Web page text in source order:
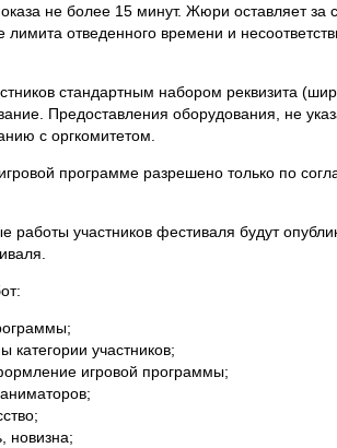
не более 15 минут. Жюри оставляет за
отведенного времени и
стандартным набором реквизита
Предоставления оборудования, не
с оргкомитетом.
программе разрешено только по
работы участников фестиваля будут
категории участников;
игровой программы;
новизна;